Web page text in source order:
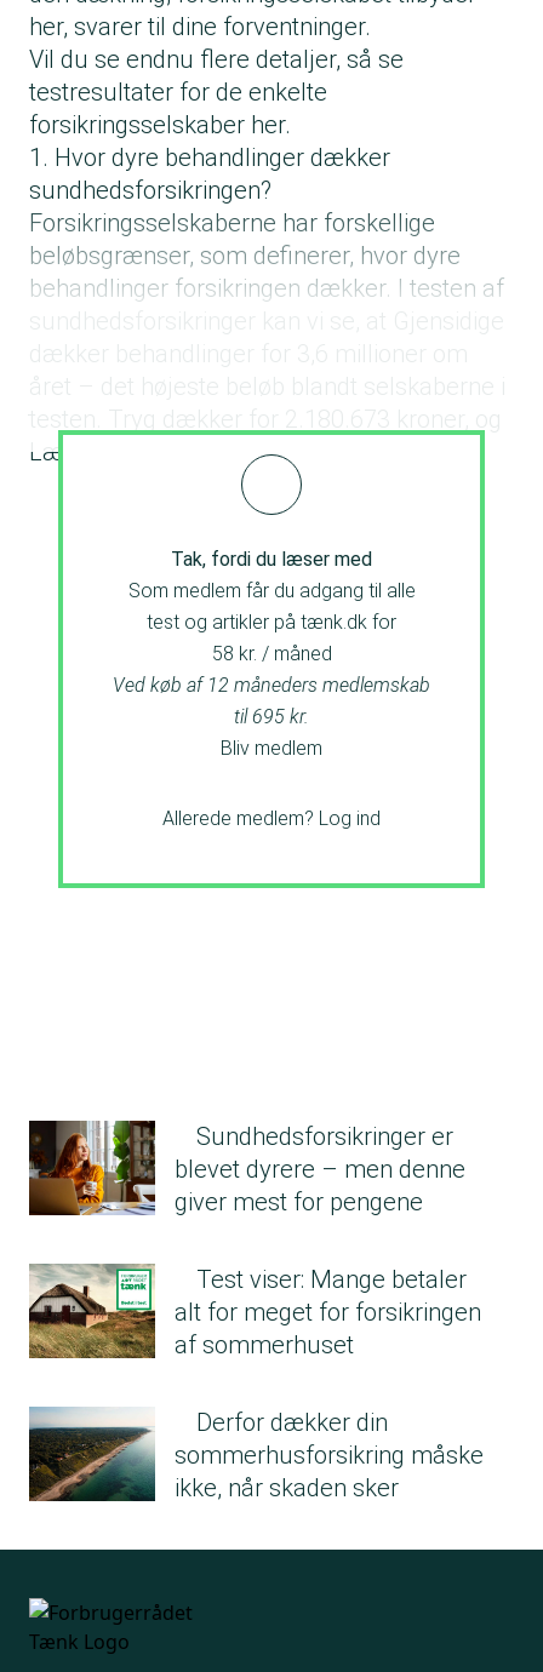
her, svarer til dine forventninger.
Vil du se endnu flere detaljer, så se
testresultater for de enkelte
forsikringsselskaber her.
1. Hvor dyre behandlinger dækker
sundhedsforsikringen?
Forsikringsselskaberne har forskellige
beløbsgrænser, som definerer, hvor dyre
behandlinger forsikringen dækker. I testen af
dækker behandlinger for 3,6 millioner om
året – det højeste beløb blandt selskaberne i
testen. Tryg dækker for 2.180.673 kroner, og
Lærernes Brandforsikring for 1,8 millioner.
Tak, fordi du læser med
Som medlem får du adgang til alle
test og artikler på tænk.dk for
58 kr. / måned
Ved køb af 12 måneders medlemskab
til 695 kr.
Bliv medlem
Allerede medlem? Log ind
Sundhedsforsikringer er
blevet dyrere – men denne
giver mest for pengene
Test viser: Mange betaler
alt for meget for forsikringen
af sommerhuset
Derfor dækker din
sommerhusforsikring måske
ikke, når skaden sker